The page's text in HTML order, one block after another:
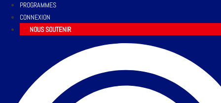
PROGRAMMES
CONNEXION
NOUS SOUTENIR